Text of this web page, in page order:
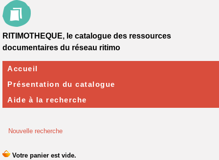
Nouvelle recherche
RITIMOTHEQUE, le catalogue des ressources
documentaires du réseau ritimo
Accueil
Présentation du catalogue
Aide à la recherche